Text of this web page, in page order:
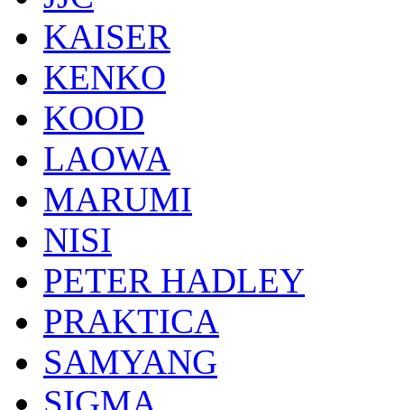
KAISER
KENKO
KOOD
LAOWA
MARUMI
NISI
PETER HADLEY
PRAKTICA
SAMYANG